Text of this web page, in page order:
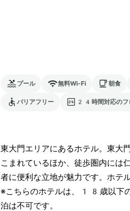
プール 無料Wi-Fi 朝食
バリアフリー 24時間対応のフ
東大門エリアにあるホテル。東大
こまれているほか、徒歩圏内には
者に便利な立地が魅力です。ホテ
※こちらのホテルは、18歳以下の
泊は不可です。